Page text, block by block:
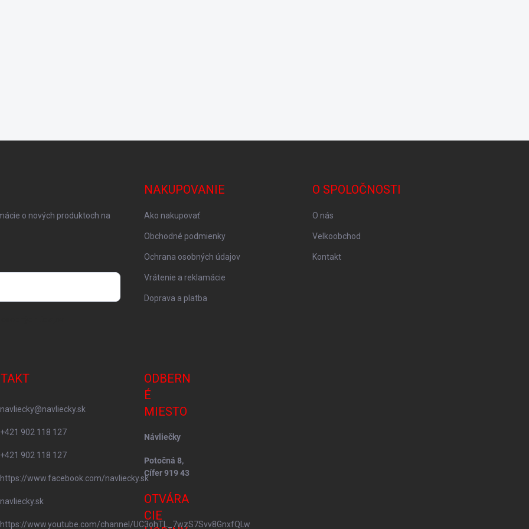
o nových produktoch na
NAKUPOVANIE
Ako nakupovať
Obchodné podmienky
Ochrana osobných údajov
Vrátenie a reklamácie
Doprava a platba
O SPOLOČNOSTI
O nás
Velkoobchod
Kontakt
navliecky@navliecky.sk
+421 902 118 127
+421 902 118 127
https://www.facebook.com/navliecky.sk
navliecky.sk
https://www.youtube.com/channel/UC3ohTL_7wzS7Svv8GnxfQLw
ODBERN
É
MIESTO
Návliečky
Potočná 8,
Cífer 919 43
OTVÁRA
CIE